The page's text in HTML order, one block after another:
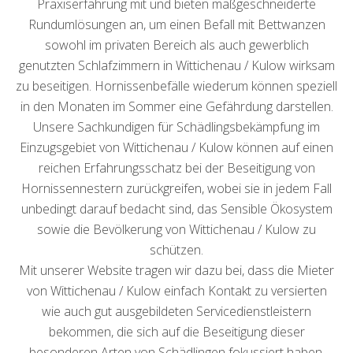
Praxiserfahrung mit und bieten maßgeschneiderte
Rundumlösungen an, um einen Befall mit Bettwanzen
sowohl im privaten Bereich als auch gewerblich
genutzten Schlafzimmern in Wittichenau / Kulow wirksam
zu beseitigen. Hornissenbefälle wiederum können speziell
in den Monaten im Sommer eine Gefährdung darstellen.
Unsere Sachkundigen für Schädlingsbekämpfung im
Einzugsgebiet von Wittichenau / Kulow können auf einen
reichen Erfahrungsschatz bei der Beseitigung von
Hornissennestern zurückgreifen, wobei sie in jedem Fall
unbedingt darauf bedacht sind, das Sensible Ökosystem
sowie die Bevölkerung von Wittichenau / Kulow zu
schützen.
Mit unserer Website tragen wir dazu bei, dass die Mieter
von Wittichenau / Kulow einfach Kontakt zu versierten
wie auch gut ausgebildeten Servicedienstleistern
bekommen, die sich auf die Beseitigung dieser